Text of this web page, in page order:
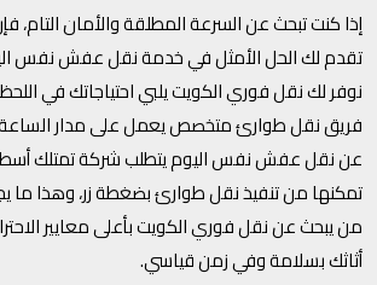
إذا كنت تبحث عن السرعة المطلقة والأمان التام،
تقدم لك الحل الأمثل في خدمة نقل عفش نفس
نوفر لك نقل فوري الكويت يلبي احتياجاتك في
فريق نقل طوارئ متخصص يعمل على مدار الساعة.
عن نقل عفش نفس اليوم يتطلب شركة تمتلك
تمكنها من تنفيذ نقل طوارئ بضغطة زر، وهذا ما
من يبحث عن نقل فوري الكويت بأعلى معايير
أثاثك بسلامة وفي زمن قياسي.